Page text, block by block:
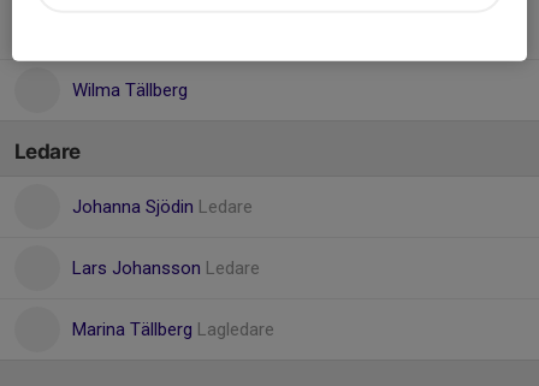
Wilma Tällberg
Ledare
Johanna Sjödin Ledare
Lars Johansson Ledare
Marina Tällberg Lagledare